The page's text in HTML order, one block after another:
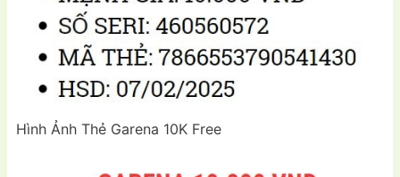
Hình Ảnh Thẻ Garena 10K Free